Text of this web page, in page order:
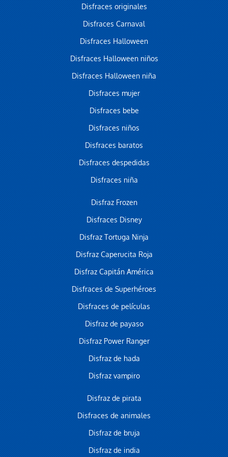
Disfraces originales
Disfraces Carnaval
Disfraces Halloween
Disfraces Halloween niños
Disfraces Halloween niña
Disfraces mujer
Disfraces bebe
Disfraces niños
Disfraces baratos
Disfraces despedidas
Disfraces niña
Disfraz Frozen
Disfraces Disney
Disfraz Tortuga Ninja
Disfraz Caperucita Roja
Disfraz Capitán América
Disfraces de Superhéroes
Disfraces de películas
Disfraz de payaso
Disfraz Power Ranger
Disfraz de hada
Disfraz vampiro
Disfraz de pirata
Disfraces de animales
Disfraz de bruja
Disfraz de india